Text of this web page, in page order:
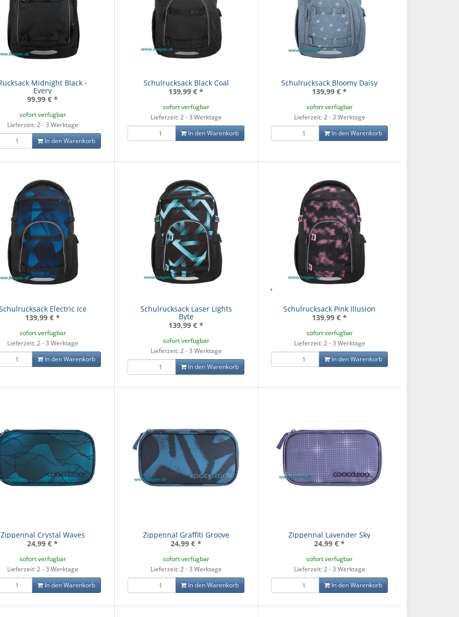
Midnight Black -
Every
99,99 € *
sofort verfügbar
Lieferzeit: 2 - 3 Werktage
In den Warenkorb
Schulrucksack Black Coal
139,99 € *
sofort verfügbar
Lieferzeit: 2 - 3 Werktage
In den Warenkorb
Schulrucksack Bloomy Daisy
139,99 € *
sofort verfügbar
Lieferzeit: 2 - 3 Werktage
In den Warenkorb
Electric Ice
139,99 € *
sofort verfügbar
Lieferzeit: 2 - 3 Werktage
In den Warenkorb
Schulrucksack Laser Lights
Byte
139,99 € *
sofort verfügbar
Lieferzeit: 2 - 3 Werktage
In den Warenkorb
Schulrucksack Pink Illusion
139,99 € *
sofort verfügbar
Lieferzeit: 2 - 3 Werktage
In den Warenkorb
Zippennal Crystal Waves
24,99 € *
sofort verfügbar
Lieferzeit: 2 - 3 Werktage
In den Warenkorb
Zippennal Graffiti Groove
24,99 € *
sofort verfügbar
Lieferzeit: 2 - 3 Werktage
In den Warenkorb
Zippennal Lavender Sky
24,99 € *
sofort verfügbar
Lieferzeit: 2 - 3 Werktage
In den Warenkorb